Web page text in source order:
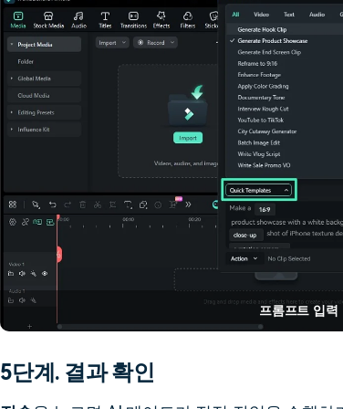
프롬프트 입력
5단계. 결과 확인